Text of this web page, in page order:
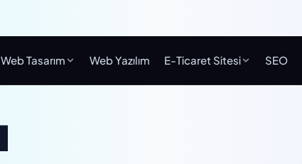
Web Tasarım Web Yazılım E-Ticaret Sitesi SEO